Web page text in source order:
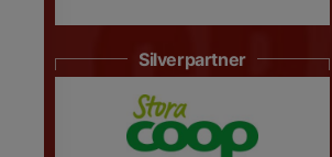
Silverpartner